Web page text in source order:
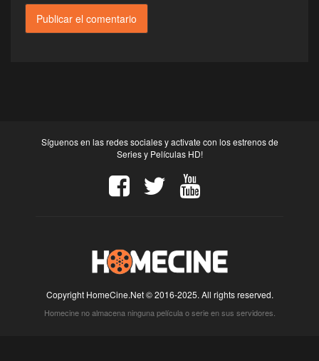
Síguenos en las redes sociales y activate con los estrenos de
Series y Películas HD!
Copyright HomeCine.Net © 2016-2025. All rights reserved.
Homecine no almacena ninguna película o serie en sus servidores.